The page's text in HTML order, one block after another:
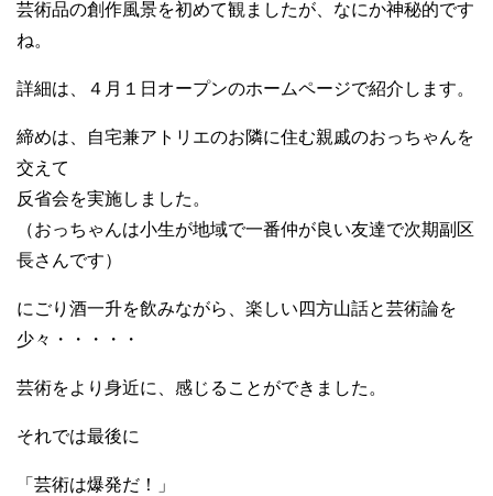
芸術品の創作風景を初めて観ましたが、なにか神秘的です
ね。
詳細は、４月１日オープンのホームページで紹介します。
締めは、自宅兼アトリエのお隣に住む親戚のおっちゃんを
交えて
反省会を実施しました。
（おっちゃんは小生が地域で一番仲が良い友達で次期副区
長さんです）
にごり酒一升を飲みながら、楽しい四方山話と芸術論を
少々・・・・・
芸術をより身近に、感じることができました。
それでは最後に
「芸術は爆発だ！」